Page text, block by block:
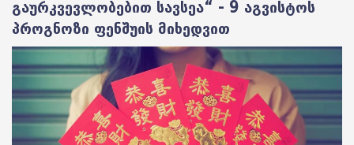
გაურკვევლობებით სავსეა“ - 9 აგვისტოს
პროგნოზი ფენშუის მიხედვით